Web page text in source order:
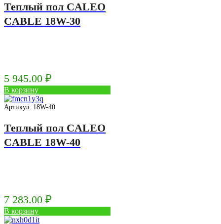
Теплый пол CALEO
CABLE 18W-30
5 945.00 ₽
В корзину
Артикул: 18W-40
Теплый пол CALEO
CABLE 18W-40
7 283.00 ₽
В корзину